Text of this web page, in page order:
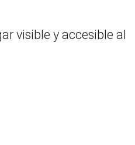
visible y accesible al